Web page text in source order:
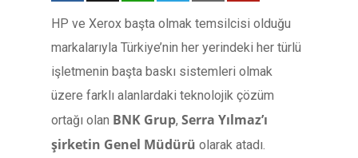
HP ve Xerox başta olmak temsilcisi olduğu
markalarıyla Türkiye’nin her yerindeki her türlü
işletmenin başta baskı sistemleri olmak
üzere farklı alanlardaki teknolojik çözüm
ortağı olan BNK Grup, Serra Yılmaz’ı
şirketin Genel Müdürü olarak atadı.